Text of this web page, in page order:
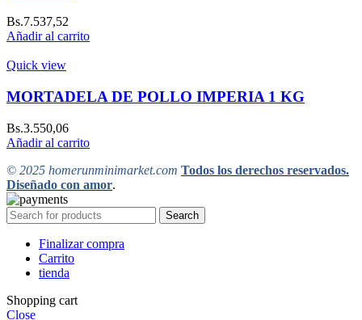
Bs.7.537,52
Añadir al carrito
Quick view
MORTADELA DE POLLO IMPERIA 1 KG
Bs.3.550,06
Añadir al carrito
© 2025 homerunminimarket.com Todos los derechos reservados.
Diseñado con amor.
Search
Finalizar compra
Carrito
tienda
Shopping cart
Close